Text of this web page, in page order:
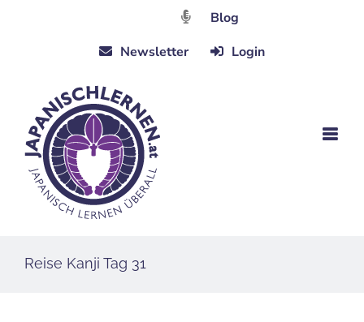
Blog
Newsletter
Login
Reise Kanji Tag 31